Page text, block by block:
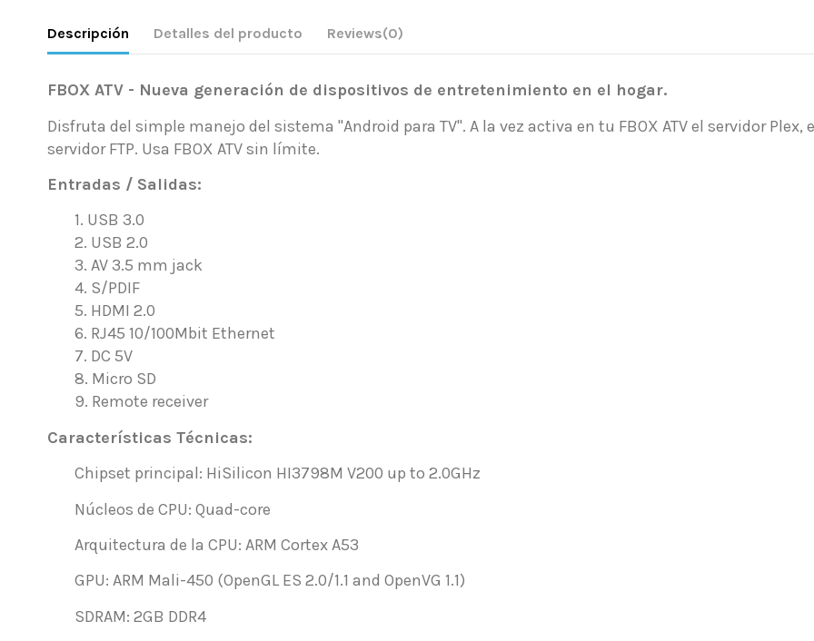
Descripción Detalles del producto Reviews(0)
FBOX ATV - Nueva generación de dispositivos de entretenimiento en el hogar.
Disfruta del simple manejo del sistema "Android para TV". A la vez activa en tu FBOX ATV el servidor
servidor FTP. Usa FBOX ATV sin límite.
Entradas / Salidas:
1. USB 3.0
2. USB 2.0
3. AV 3.5 mm jack
4. S/PDIF
5. HDMI 2.0
6. RJ45 10/100Mbit Ethernet
7. DC 5V
8. Micro SD
9. Remote receiver
Características Técnicas:
Chipset principal: HiSilicon HI3798M V200 up to 2.0GHz
Núcleos de CPU: Quad-core
Arquitectura de la CPU: ARM Cortex A53
GPU: ARM Mali-450 (OpenGL ES 2.0/1.1 and OpenVG 1.1)
SDRAM: 2GB DDR4